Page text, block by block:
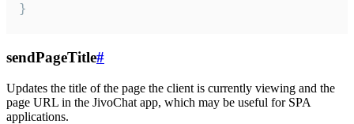
}
sendPageTitle#
Updates the title of the page the client is currently viewing and the
page URL in the JivoChat app, which may be useful for SPA
applications.